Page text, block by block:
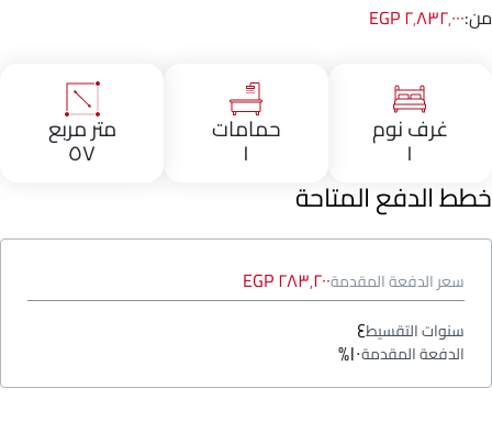
من:٢٬٨٣٢٬٠٠٠ EGP
غرف نوم
١
حمامات
١
متر مربع
٥٧
خطط الدفع المتاحة
سعر الدفعة المقدمة٢٨٣٬٢٠٠ EGP
سنوات التقسيط٤
الدفعة المقدمة١٠%